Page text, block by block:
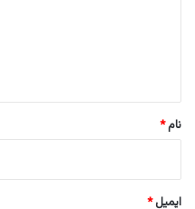
نام*
ایمیل*